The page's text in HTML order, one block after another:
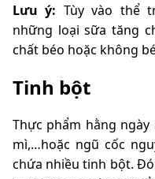
Lưu ý: Tùy vào thể
những loại sữa tăng
chất béo hoặc không
Tinh bột
Thực phẩm hằng
mì,…hoặc ngũ cốc
chứa nhiều tinh bột.